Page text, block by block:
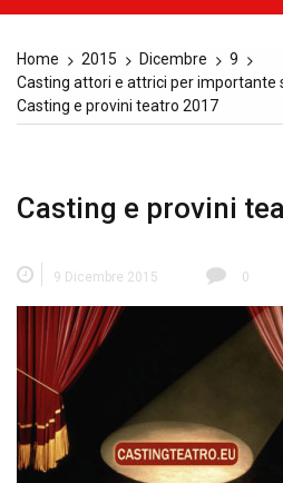
Home 2015 Dicembre
9
Casting attori e attrici per importante
Casting e provini teatro 2017
Casting e provini
9 Dicembre 2015 0